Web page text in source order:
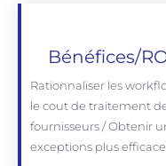
Bénéfices/
Rationnaliser les
le cout de traitement
fournisseurs / Obtenir
exceptions plus